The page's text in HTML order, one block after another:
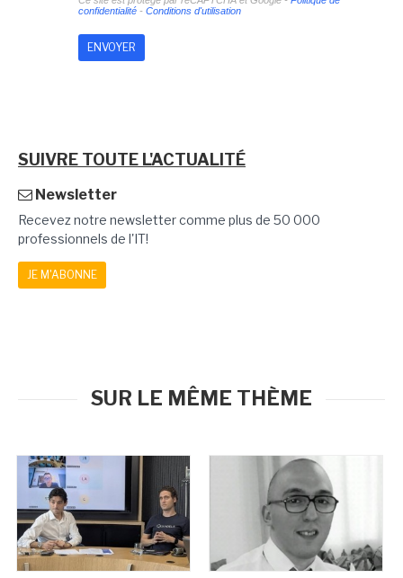
confidentialité- Conditions d'utilisation
SUIVRE TOUTE L'ACTUALITÉ
Newsletter
Recevez notre newsletter comme plus de 50 000
professionnels de l'IT!
JE M'ABONNE
SUR LE MÊME THÈME